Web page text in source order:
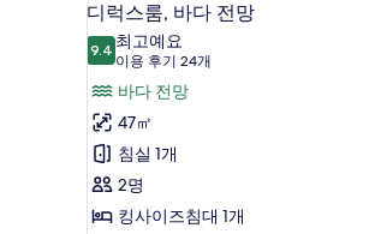
에
사
용
가
능
한
필
터
럭
스
룸,
바
다
전
망
5
디럭스룸, 바다 전망
9.49.4점 만점 중 10점
최고예요
이용 후기 24개
(이
용
후
기
24
개)
바다 전망
47㎡
침실 1개
2명
킹사이즈침대 1개